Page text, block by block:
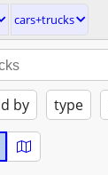
cars+trucks
by type